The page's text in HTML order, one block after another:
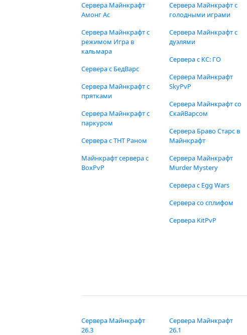
Сервера Майнкрафт
Амонг Ас
Сервера Майнкрафт с
режимом Игра в
кальмара
Сервера с БедВарс
Сервера Майнкрафт с
прятками
Сервера Майнкрафт с
паркуром
Сервера с ТНТ Раном
Майнкрафт сервера с
BoxPvP
Сервера Майнкрафт с
голодными играми
Сервера Майнкрафт с
дуэлями
Сервера с КС: ГО
Сервера Майнкрафт
SkyPvP
Сервера Майнкрафт со
СкайВарсом
Сервера Браво Старс в
Майнкрафт
Сервера Майнкрафт
Murder Mystery
Сервера с Egg Wars
Сервера со сплифом
Сервера KitPvP
Сервера Майнкрафт
26.3
Сервера Майнкрафт
26.1